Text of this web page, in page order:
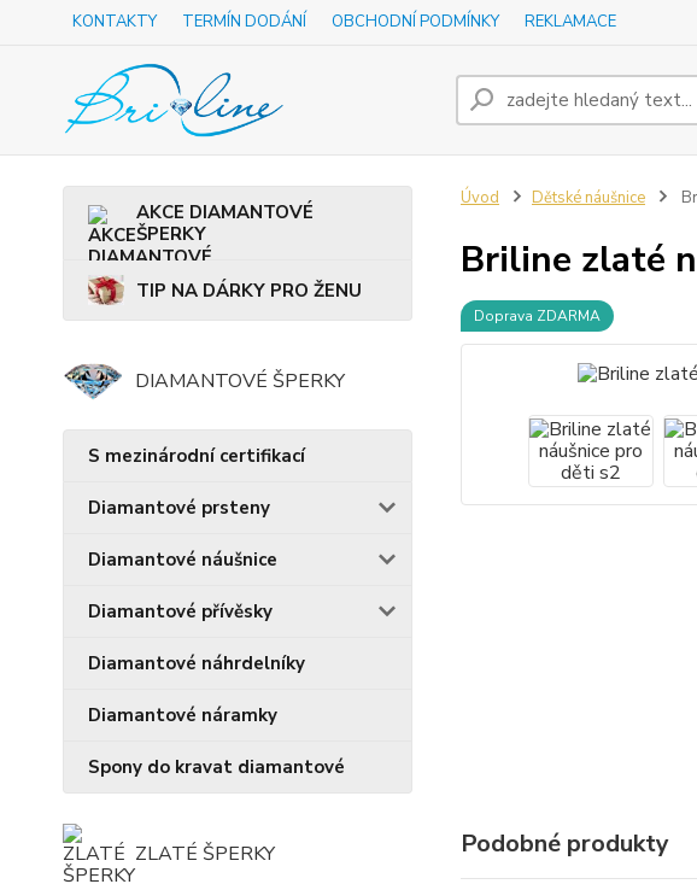
KONTAKTY TERMÍN DODÁNÍ OBCHODNÍ PODMÍNKY REKLAMACE
AKCE DIAMANTOVÉ
ŠPERKY
TIP NA DÁRKY PRO ŽENU
DIAMANTOVÉ ŠPERKY
S mezinárodní certifikací
Diamantové prsteny
Diamantové náušnice
Diamantové přívěsky
Diamantové náhrdelníky
Diamantové náramky
Spony do kravat diamantové
ZLATÉ ŠPERKY
Úvod Dětské náušnice
Briline zlaté
Doprava ZDARMA
Podobné produkty